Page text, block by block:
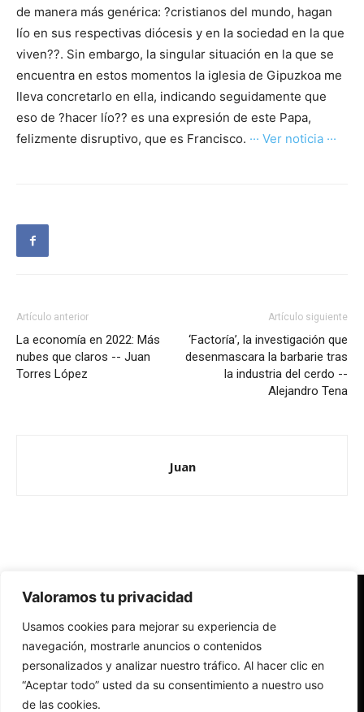
Valoramos tu privacidad
Usamos cookies para mejorar su experiencia de
navegación, mostrarle anuncios o contenidos
personalizados y analizar nuestro tráfico. Al hacer clic en
“Aceptar todo” usted da su consentimiento a nuestro uso
de las cookies.
de manera más genérica: ?cristianos del mundo, hagan
lío en sus respectivas diócesis y en la sociedad en la que
viven??. Sin embargo, la singular situación en la que se
encuentra en estos momentos la iglesia de Gipuzkoa me
lleva concretarlo en ella, indicando seguidamente que
eso de ?hacer lío?? es una expresión de este Papa,
felizmente disruptivo, que es Francisco. ··· Ver noticia ···
Artículo anterior
La economía en 2022: Más
nubes que claros -- Juan
Torres López
Artículo siguiente
‘Factoría’, la investigación que
desenmascara la barbarie tras
la industria del cerdo --
Alejandro Tena
Juan
Redes Cristianas
Una mirada alternativa sobre la Iglesia católica y la sociedad
- Colectivos de Redes Cristianas